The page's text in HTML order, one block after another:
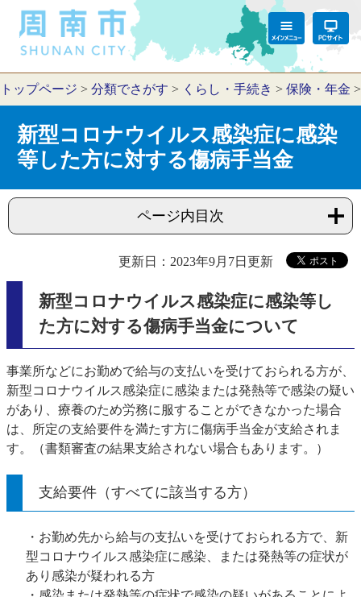
トップページ > 分類でさがす > くらし・手続き > 保険・年金
新型コロナウイルス感染症に感染
等した方に対する傷病手当金
ページ内目次
更新日：2023年9月7日更新
新型コロナウイルス感染症に感染等し
た方に対する傷病手当金について
事業所などにお勤めで給与の支払いを受けておられる方が、
新型コロナウイルス感染症に感染または発熱等で感染の疑い
があり、療養のため労務に服することができなかった場合
は、所定の支給要件を満たす方に傷病手当金が支給されま
す。（書類審査の結果支給されない場合もあります。）
支給要件（すべてに該当する方）
・お勤め先から給与の支払いを受けておられる方で、新
型コロナウイルス感染症に感染、または発熱等の症状が
あり感染が疑われる方